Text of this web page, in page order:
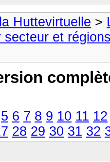
Huttevirtuelle >
secteur et
5 6 7 8 9 10 11 12
28 29 30 31 32